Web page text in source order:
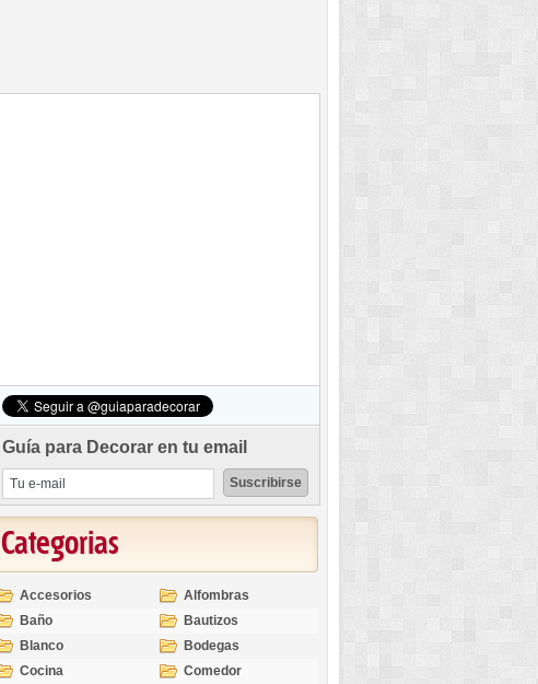
Guía para Decorar en tu email
Categorias
Accesorios
Alfombras
Baño
Bautizos
Blanco
Bodegas
Cocina
Comedor